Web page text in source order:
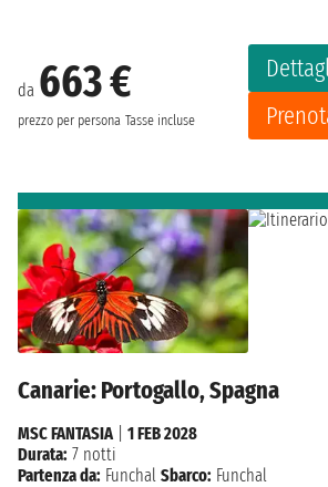
da 663 €
prezzo per persona Tasse incluse
Canarie: Portogallo, Spagna
MSC FANTASIA| 1 FEB 2028
Durata: 7 notti
Partenza da: Funchal Sbarco: Funchal